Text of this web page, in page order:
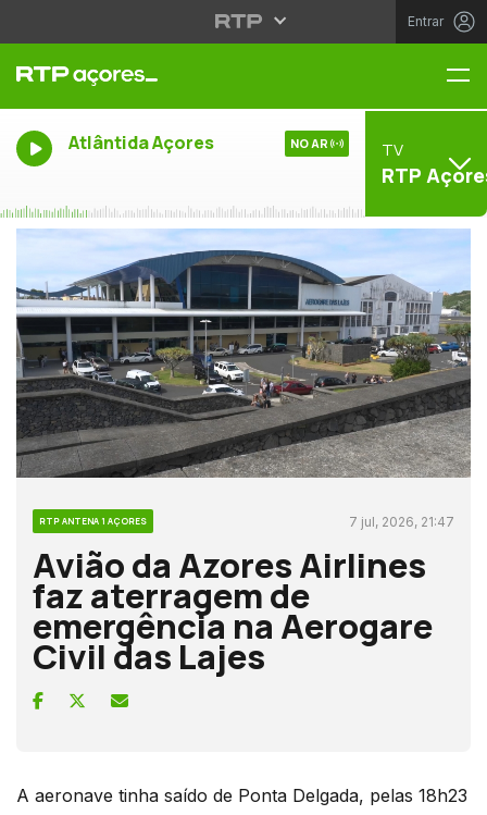
Entrar
Atlântida Açores NO AR TV
RTP
RTP ANTENA 1 AÇORES 7 jul, 2026, 21:47
Avião da Azores Airlines
faz aterragem de
emergência na Aerogare
Civil das Lajes
A aeronave tinha saído de Ponta Delgada, pelas 18h23